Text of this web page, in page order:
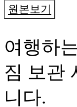
원본보기
여행하
짐 보관
니다.